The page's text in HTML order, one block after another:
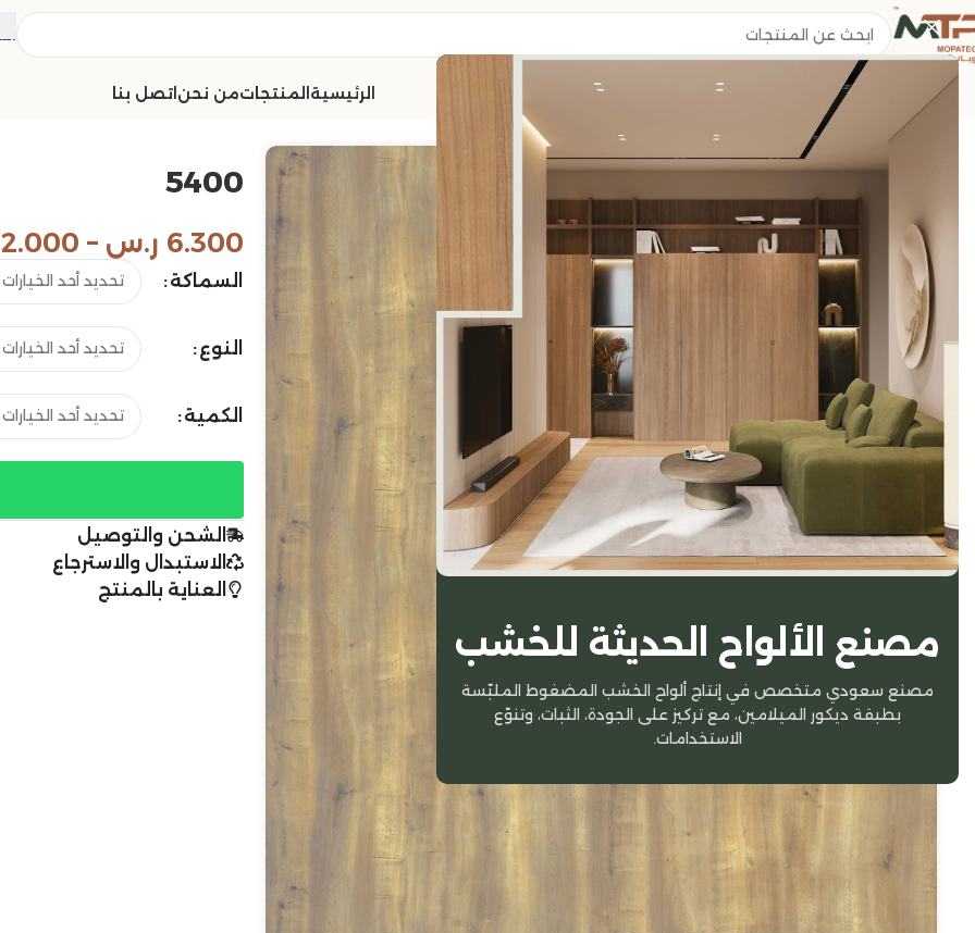
مصنع الألواح الحديثة للخشب
مصنع سعودي متخصص في إنتاج ألواح الخشب المضغوط الملبّسة
بطبقة ديكور الميلامين، مع تركيز على الجودة، الثبات، وتنوّع
الاستخدامات.
الرئيسية المنتجاتمن نحن اتصل بنا
الرئيسية ST12
5400
6.300 ر.س –
السماكة
النوع
الكمية
الشحن والتوصيل
الاستبدال والاسترجاع
العناية بالمنتج